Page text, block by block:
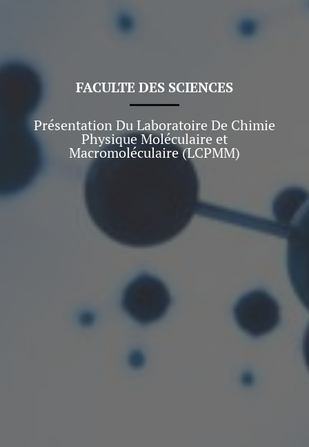
FACULTE DES SCIENCES
Présentation Du Laboratoire De Chimie
Physique Moléculaire et
Macromoléculaire (LCPMM)